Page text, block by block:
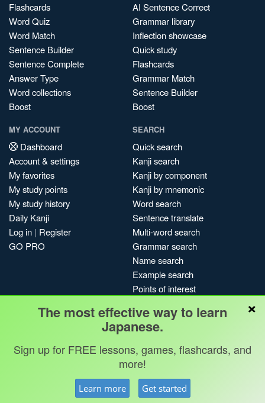
Flashcards
Word Quiz
Word Match
Sentence Builder
Sentence Complete
Answer Type
Word collections
Boost
AI Sentence Correct
Grammar library
Inflection showcase
Quick study
Flashcards
Grammar Match
Sentence Builder
Boost
MY ACCOUNT
Dashboard
Account & settings
My favorites
My study points
My study history
Daily Kanji
Log in | Register
GO PRO
SEARCH
Quick search
Kanji search
Kanji by component
Kanji by mnemonic
Word search
Sentence translate
Multi-word search
Grammar search
Name search
Example search
Points of interest
My search history
Search index
Blog
Jobs & opportunities Privacy Credits
Terms & conditions
Copyright ©
Kanshudo 2025
×
The most effective way to learn
Japanese.
Sign up for FREE lessons, games, flashcards, and
more!
Learn more Get started